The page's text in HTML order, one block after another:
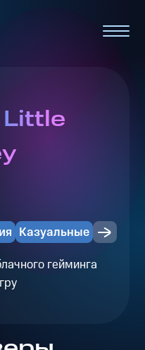
Little
Казуальные
гейминга